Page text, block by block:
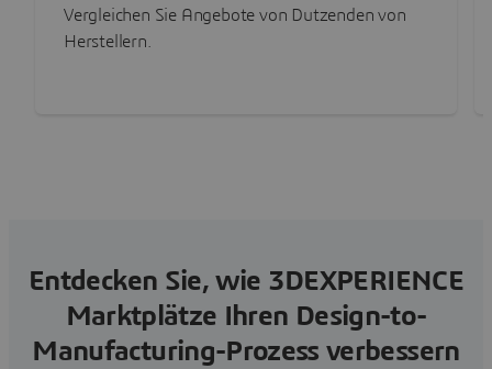
Vergleichen Sie Angebote von Dutzenden von
Herstellern.
Entdecken Sie, wie 3DEXPERIENCE
Marktplätze Ihren Design-to-
Manufacturing-Prozess verbessern